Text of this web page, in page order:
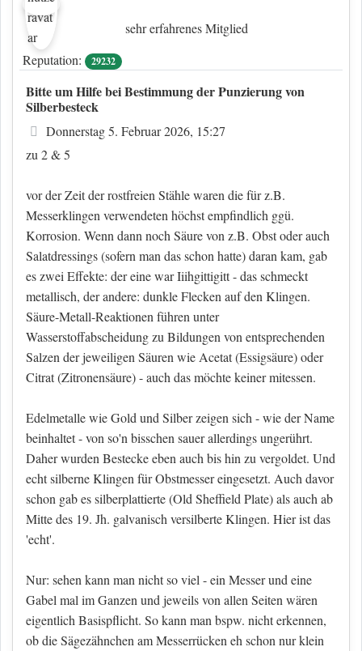
sehr erfahrenes Mitglied
Reputation:
29232
Bitte um Hilfe bei Bestimmung der Punzierung von
Silberbesteck
Beitrag
Donnerstag 5. Februar 2026, 15:27
zu 2 & 5
vor der Zeit der rostfreien Stähle waren die für z.B.
Messerklingen verwendeten höchst empfindlich ggü.
Korrosion. Wenn dann noch Säure von z.B. Obst oder auch
Salatdressings (sofern man das schon hatte) daran kam, gab
es zwei Effekte: der eine war Iiihgittigitt - das schmeckt
metallisch, der andere: dunkle Flecken auf den Klingen.
Säure-Metall-Reaktionen führen unter
Wasserstoffabscheidung zu Bildungen von entsprechenden
Salzen der jeweiligen Säuren wie Acetat (Essigsäure) oder
Citrat (Zitronensäure) - auch das möchte keiner mitessen.
Edelmetalle wie Gold und Silber zeigen sich - wie der Name
beinhaltet - von so'n bisschen sauer allerdings ungerührt.
Daher wurden Bestecke eben auch bis hin zu vergoldet. Und
echt silberne Klingen für Obstmesser eingesetzt. Auch davor
schon gab es silberplattierte (Old Sheffield Plate) als auch ab
Mitte des 19. Jh. galvanisch versilberte Klingen. Hier ist das
'echt'.
Nur: sehen kann man nicht so viel - ein Messer und eine
Gabel mal im Ganzen und jeweils von allen Seiten wären
eigentlich Basispflicht. So kann man bspw. nicht erkennen,
ob die Sägezähnchen am Messerrücken eh schon nur klein